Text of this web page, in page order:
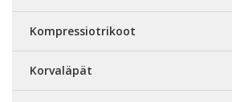
Kompressiotrikoot
Korvaläpät